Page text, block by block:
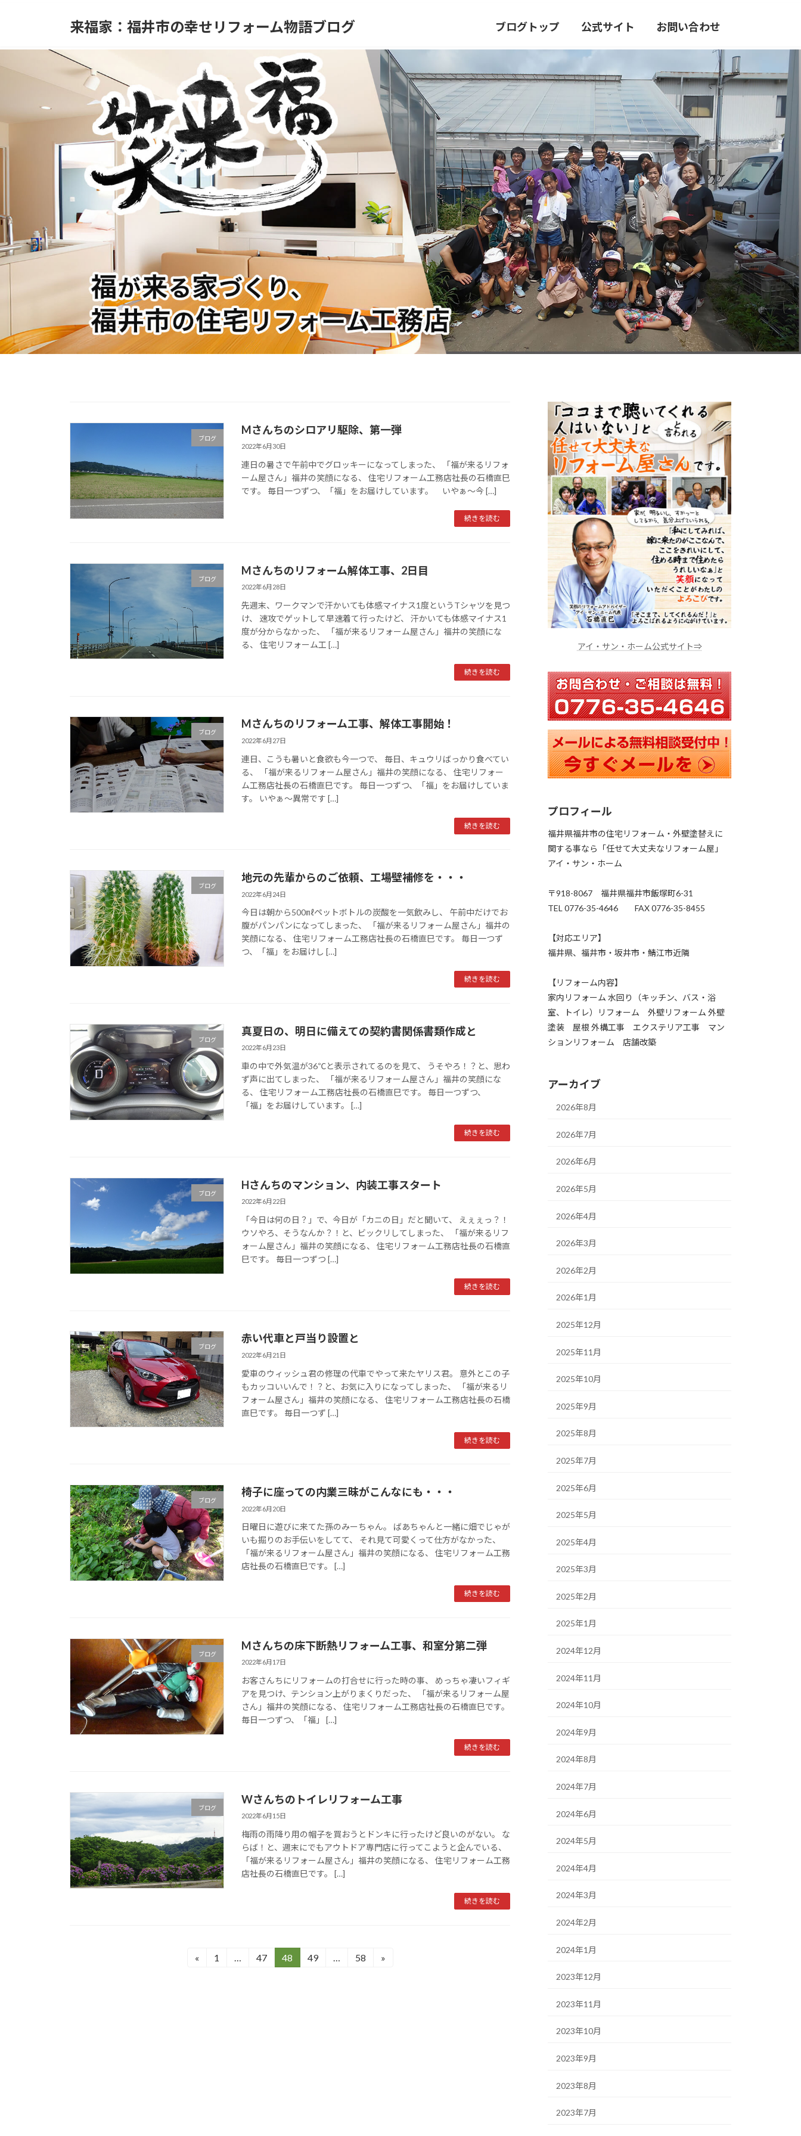
ン
ー
来福家：福井市の幸せリフォーム物語ブログ ブログトップ 公式サイト お問い合わせ
ブログ
Mさんちのシロアリ駆除、第一弾
2022年6月30日
連日の暑さで午前中でグロッキーになってしまった、 「福が来るリフォ
ーム屋さん」福井の笑顔になる、 住宅リフォーム工務店社長の石橋直巳
です。 毎日一つずつ、「福」をお届けしています。 いやぁ～今 […]
続きを読む
ブログ
Mさんちのリフォーム解体工事、2日目
2022年6月28日
先週末、ワークマンで汗かいても体感マイナス1度というTシャツを見つ
け、 速攻でゲットして早速着て行ったけど、 汗かいても体感マイナス1
度が分からなかった、 「福が来るリフォーム屋さん」福井の笑顔にな
る、 住宅リフォーム工 […]
続きを読む
ブログ
Mさんちのリフォーム工事、解体工事開始！
2022年6月27日
連日、こうも暑いと食欲も今一つで、 毎日、キュウリばっかり食べてい
る、 「福が来るリフォーム屋さん」福井の笑顔になる、 住宅リフォー
ム工務店社長の石橋直巳です。 毎日一つずつ、「福」をお届けしていま
す。 いやぁ～異常です […]
続きを読む
ブログ
地元の先輩からのご依頼、工場壁補修を・・・
2022年6月24日
今日は朝から500㎖ペットボトルの炭酸を一気飲みし、 午前中だけでお
腹がパンパンになってしまった、 「福が来るリフォーム屋さん」福井の
笑顔になる、 住宅リフォーム工務店社長の石橋直巳です。 毎日一つず
つ、「福」をお届けし […]
続きを読む
ブログ
真夏日の、明日に備えての契約書関係書類作成と
2022年6月23日
車の中で外気温が36℃と表示されてるのを見て、 うそやろ！？と、思わ
ず声に出てしまった、 「福が来るリフォーム屋さん」福井の笑顔にな
る、 住宅リフォーム工務店社長の石橋直巳です。 毎日一つずつ、
「福」をお届けしています。 […]
続きを読む
ブログ
Hさんちのマンション、内装工事スタート
2022年6月22日
「今日は何の日？」で、今日が「カニの日」だと聞いて、 えぇぇっ？！
ウソやろ、そうなんか？！と、ビックリしてしまった、 「福が来るリフ
ォーム屋さん」福井の笑顔になる、 住宅リフォーム工務店社長の石橋直
巳です。 毎日一つずつ […]
続きを読む
ブログ
赤い代車と戸当り設置と
2022年6月21日
愛車のウィッシュ君の修理の代車でやって来たヤリス君。 意外とこの子
もカッコいいんで！？と、お気に入りになってしまった、 「福が来るリ
フォーム屋さん」福井の笑顔になる、 住宅リフォーム工務店社長の石橋
直巳です。 毎日一つず […]
続きを読む
ブログ
椅子に座っての内業三昧がこんなにも・・・
2022年6月20日
日曜日に遊びに来てた孫のみーちゃん。 ばあちゃんと一緒に畑でじゃが
いも掘りのお手伝いをしてて、 それ見て可愛くって仕方がなかった、
「福が来るリフォーム屋さん」福井の笑顔になる、 住宅リフォーム工務
店社長の石橋直巳です。 […]
続きを読む
ブログ
Mさんちの床下断熱リフォーム工事、和室分第二弾
2022年6月17日
お客さんちにリフォームの打合せに行った時の事、 めっちゃ凄いフィギ
アを見つけ、テンション上がりまくりだった、 「福が来るリフォーム屋
さん」福井の笑顔になる、 住宅リフォーム工務店社長の石橋直巳です。
毎日一つずつ、「福」 […]
続きを読む
ブログ
Wさんちのトイレリフォーム工事
2022年6月15日
梅雨の雨降り用の帽子を買おうとドンキに行ったけど良いのがない。 な
らば！と、週末にでもアウトドア専門店に行ってこようと企んでいる、
「福が来るリフォーム屋さん」福井の笑顔になる、 住宅リフォーム工務
店社長の石橋直巳です。 […]
続きを読む
«
固
1
固
47
固
48
固
49
固
58 »
アイ・サン・ホーム公式サイト⇒
プロフィール
福井県福井市の住宅リフォーム・外壁塗替えに
関する事なら「任せて大丈夫なリフォーム屋」
アイ・サン・ホーム
〒918-8067 福井県福井市飯塚町6-31
TEL 0776-35-4646 FAX 0776-35-8455
【対応エリア】
福井県、福井市・坂井市・鯖江市近隣
【リフォーム内容】
家内リフォーム 水回り（キッチン、バス・浴
室、トイレ）リフォーム 外壁リフォーム 外壁
塗装 屋根 外構工事 エクステリア工事 マン
ションリフォーム 店舗改築
アーカイブ
2026年8月
2026年7月
2026年6月
2026年5月
2026年4月
2026年3月
2026年2月
2026年1月
2025年12月
2025年11月
2025年10月
2025年9月
2025年8月
2025年7月
2025年6月
2025年5月
2025年4月
2025年3月
2025年2月
2025年1月
2024年12月
2024年11月
2024年10月
2024年9月
2024年8月
2024年7月
2024年6月
2024年5月
2024年4月
2024年3月
2024年2月
2024年1月
2023年12月
2023年11月
2023年10月
2023年9月
2023年8月
2023年7月